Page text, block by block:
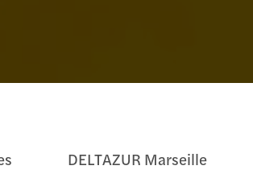
DELTAZUR Marseille